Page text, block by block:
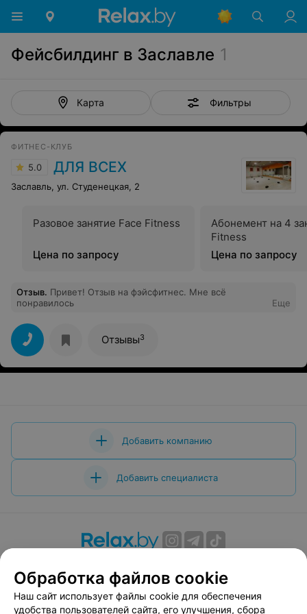
Фейсбилдинг в Заславле 1
Карта Фильтры
ФИТНЕС-КЛУБ
5.0 ДЛЯ ВСЕХ
Заславль, ул. Студенецкая, 2
Разовое занятие Face Fitness
Цена по запросу
Абонемент на 4
Fitness
Цена по запросу
Отзыв. Привет! Отзыв на фэйсфитнес. Мне всё
понравилось
Еще
Отзывы3
Добавить компанию
Добавить специалиста
Вакансии
Публичный договор
Способы оплаты
Публичный договор по использованию сервиса
Обработка файлов cookie
Наш сайт использует файлы cookie для обеспечения
удобства пользователей сайта, его улучшения, сбора